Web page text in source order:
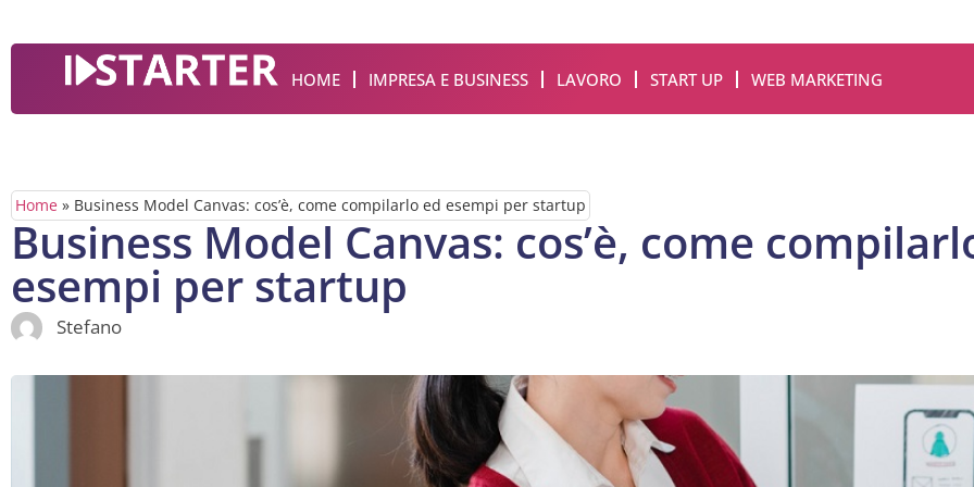
HOME IMPRESA E BUSINESS LAVORO START UP WEB MARKETING
Home » Business Model Canvas: cos’è, come compilarlo ed esempi per startup
Business Model Canvas: cos’è, come
esempi per startup
Stefano